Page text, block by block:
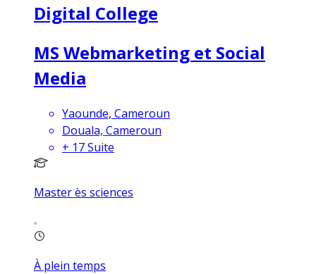
Digital College
MS Webmarketing et Social
Media
Yaounde, Cameroun
Douala, Cameroun
+ 17Suite
Master ès sciences
À plein temps